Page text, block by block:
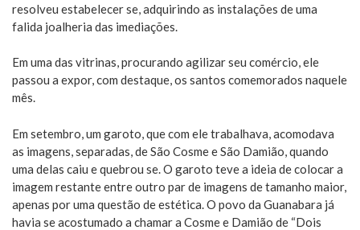
resolveu estabelecer se, adquirindo as instalações de uma
falida joalheria das imediações.
Em uma das vitrinas, procurando agilizar seu comércio, ele
passou a expor, com destaque, os santos comemorados naquele
mês.
Em setembro, um garoto, que com ele trabalhava, acomodava
as imagens, separadas, de São Cosme e São Damião, quando
uma delas caiu e quebrou se. O garoto teve a ideia de colocar a
imagem restante entre outro par de imagens de tamanho maior,
apenas por uma questão de estética. O povo da Guanabara já
havia se acostumado a chamar a Cosme e Damião de “Dois